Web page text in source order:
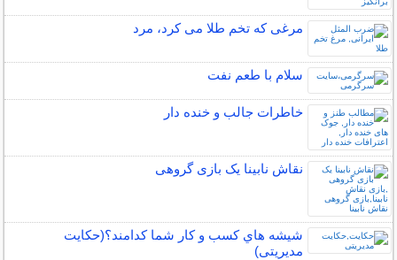
مرغی که تخم طلا می کرد، مرد
سلام با طعم نفت
خاطرات جالب و خنده دار
نقاش نابینا یک بازی گروهی
شيشه هاي كسب و كار شما كدامند؟(حکایت
مدیریتی)